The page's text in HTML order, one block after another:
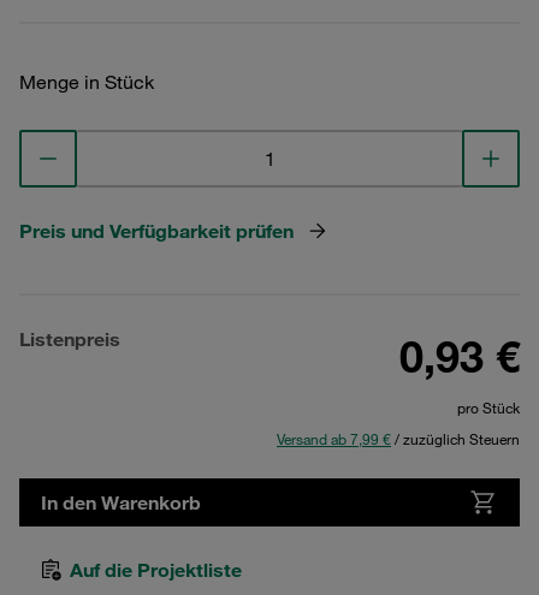
Menge in Stück
Preis und Verfügbarkeit prüfen
Listenpreis 0,93 €
pro Stück
Versand ab 7,99 €/ zuzüglich Steuern
In den Warenkorb
Auf die Projektliste